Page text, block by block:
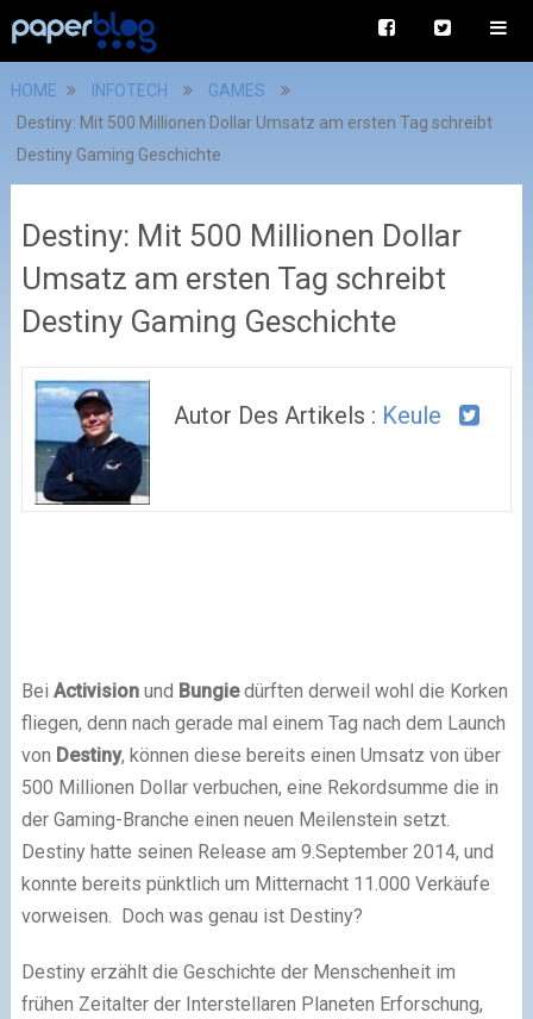
HOME INFOTECH
GAMES
Destiny: Mit 500 Millionen Dollar Umsatz am ersten Tag schreibt
Destiny Gaming Geschichte
Destiny: Mit 500 Millionen Dollar
Umsatz am ersten Tag schreibt
Destiny Gaming Geschichte
Autor Des Artikels : Keule
Bei Activisionund Bungiedürften derweil wohl die Korken
fliegen, denn nach gerade mal einem Tag nach dem Launch
von Destiny, können diese bereits einen Umsatz von über
500 Millionen Dollar verbuchen, eine Rekordsumme die in
der Gaming-Branche einen neuen Meilenstein setzt.
Destiny hatte seinen Release am 9.September 2014, und
konnte bereits pünktlich um Mitternacht 11.000 Verkäufe
vorweisen. Doch was genau ist Destiny?
Destiny erzählt die Geschichte der Menschenheit im
frühen Zeitalter der Interstellaren Planeten Erforschung,